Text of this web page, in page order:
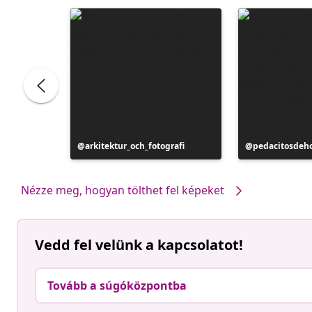
Bejegyzés
közzétevője
arkitektur_och_fotografi
Bejegyzés
közzétevője
Nézze meg, hogyan tölthet fel képeket
Vedd fel velünk a kapcsolatot!
Tovább a súgóközpontba